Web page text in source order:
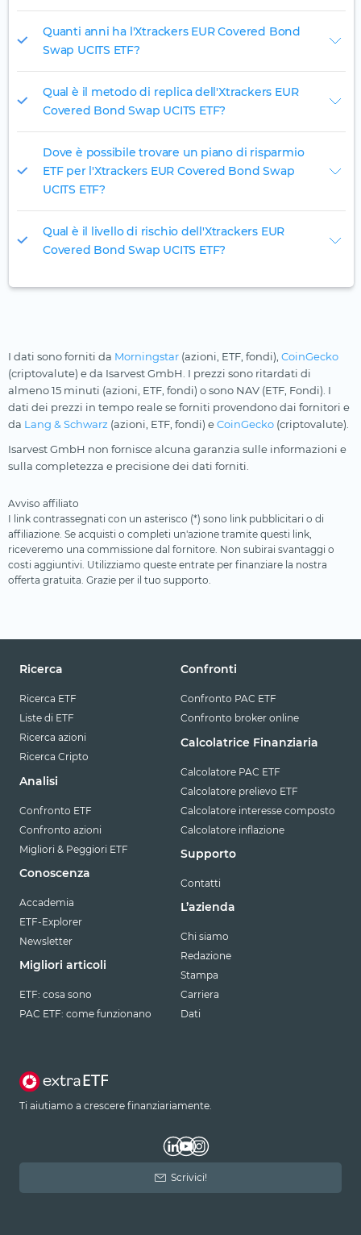
Quanti anni ha l'Xtrackers EUR Covered Bond
Swap UCITS ETF?
Qual è il metodo di replica dell'Xtrackers EUR
Covered Bond Swap UCITS ETF?
Dove è possibile trovare un piano di risparmio
ETF per l'Xtrackers EUR Covered Bond Swap
UCITS ETF?
Qual è il livello di rischio dell'Xtrackers EUR
Covered Bond Swap UCITS ETF?
I dati sono forniti da Morningstar (azioni, ETF, fondi), CoinGecko
(criptovalute) e da Isarvest GmbH. I prezzi sono ritardati di
almeno 15 minuti (azioni, ETF, fondi) o sono NAV (ETF, Fondi). I
dati dei prezzi in tempo reale se forniti provendono dai fornitori e
da Lang & Schwarz (azioni, ETF, fondi) eCoinGecko (criptovalute).
Isarvest GmbH non fornisce alcuna garanzia sulle informazioni e
sulla completezza e precisione dei dati forniti.
Avviso affiliato
I link contrassegnati con un asterisco (*) sono link pubblicitari o di
affiliazione. Se acquisti o completi un'azione tramite questi link,
riceveremo una commissione dal fornitore. Non subirai svantaggi o
costi aggiuntivi. Utilizziamo queste entrate per finanziare la nostra
offerta gratuita. Grazie per il tuo supporto.
Ricerca
Ricerca ETF
Liste di ETF
Ricerca azioni
Ricerca Cripto
Analisi
Confronto ETF
Confronto azioni
Migliori & Peggiori ETF
Conoscenza
Accademia
ETF-Explorer
Newsletter
Migliori articoli
ETF: cosa sono
PAC ETF: come funzionano
Confronti
Confronto PAC ETF
Confronto broker online
Calcolatrice Finanziaria
Calcolatore PAC ETF
Calcolatore prelievo ETF
Calcolatore interesse composto
Calcolatore inflazione
Supporto
Contatti
L’azienda
Chi siamo
Redazione
Stampa
Carriera
Dati
Ti aiutiamo a crescere finanziariamente.
Scrivici!